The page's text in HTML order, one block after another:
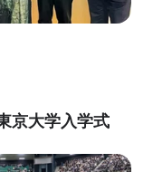
京大学入学式